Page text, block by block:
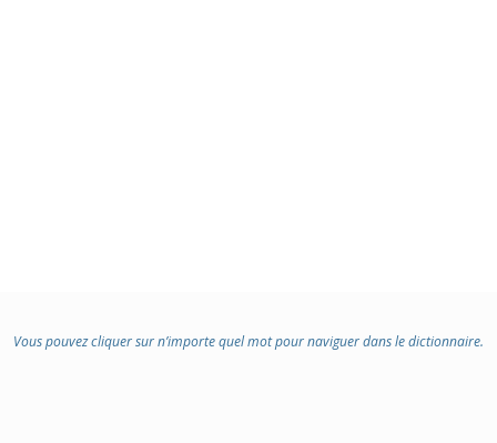
Vous pouvez cliquer sur n’importe quel mot pour naviguer dans le dictionnaire.